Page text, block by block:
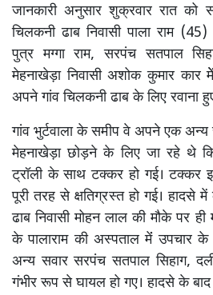
जानकारी अनुसार शुक्रवार रात को
चिलकनी ढाब निवासी पाला राम
पुत्र मग्गा राम, सरपंच सतपाल
मेहनाखेड़ा निवासी अशोक कुमार कार
अपने गांव चिलकनी ढाब के लिए रवाना
गांव भुर्टवाला के समीप वे अपने एक
मेहनाखेड़ा छोड़ने के लिए जा रहे थे
ट्रॉली के साथ टक्कर हो गई। टक्कर
पूरी तरह से क्षतिग्रस्त हो गई। हादसे
ढाब निवासी मोहन लाल की मौके पर
के पालाराम की अस्पताल मेंं उपचार के
अन्य सवार सरपंच सतपाल सिहाग,
गंभीर रूप से घायल हो गए। हादसे के